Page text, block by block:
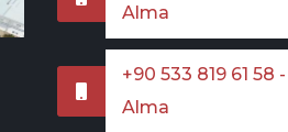
Alma
+90 533 819 61 58 -
Alma